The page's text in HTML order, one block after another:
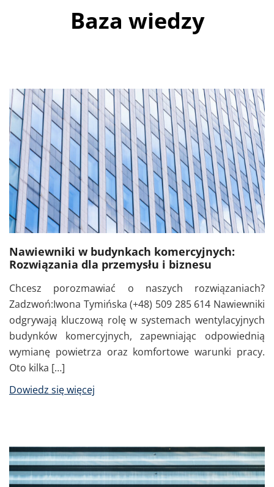
Baza wiedzy
Nawiewniki w budynkach komercyjnych:
Rozwiązania dla przemysłu i biznesu
Chcesz porozmawiać o naszych rozwiązaniach?
Zadzwoń:Iwona Tymińska (+48) 509 285 614 Nawiewniki
odgrywają kluczową rolę w systemach wentylacyjnych
budynków komercyjnych, zapewniając odpowiednią
wymianę powietrza oraz komfortowe warunki pracy.
Oto kilka […]
Dowiedz się więcej